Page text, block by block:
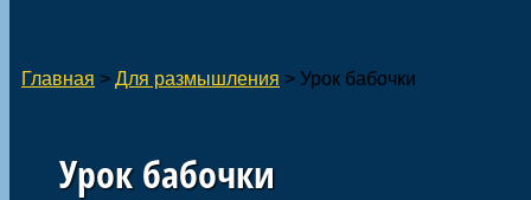
Главная > Для размышления > Урок бабочки
Урок бабочки